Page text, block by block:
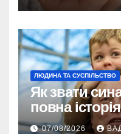
ЛЮДИНА ТА СУСПІЛЬСТВО
Як звати
повна
хлопчиків
07/08/2026